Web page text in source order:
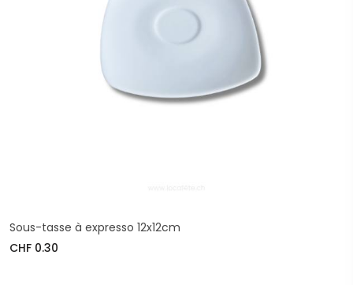
Sous-tasse à expresso 12x12cm
CHF 0.30